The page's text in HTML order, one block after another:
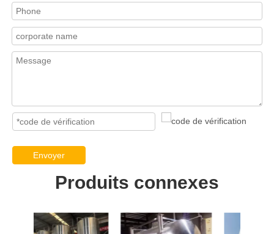
Envoyer
Produits connexes